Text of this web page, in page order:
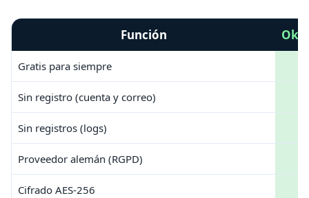
Función
Gratis para siempre
Sin registro (cuenta y correo)
Sin registros (logs)
Proveedor alemán (RGPD)
Cifrado AES-256